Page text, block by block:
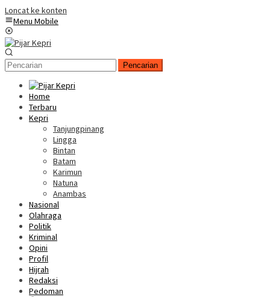
Loncat ke konten
Menu Mobile
Pencarian
Home
Terbaru
Kepri
Tanjungpinang
Lingga
Bintan
Batam
Karimun
Natuna
Anambas
Nasional
Olahraga
Politik
Kriminal
Opini
Profil
Hijrah
Redaksi
Pedoman